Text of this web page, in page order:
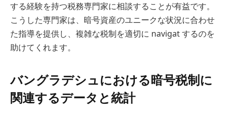
する経験を持つ税務専門家に相談することが有益です。
こうした専門家は、暗号資産のユニークな状況に合わせ
た指導を提供し、複雑な税制を適切に navigat するのを
助けてくれます。
バングラデシュにおける暗号税制に
関連するデータと統計